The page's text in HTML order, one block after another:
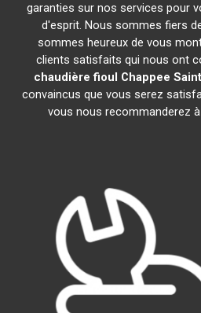
garanties sur nos services pour
d'esprit. Nous sommes fiers
sommes heureux de vous
clients satisfaits qui nous ont
chaudière fioul Chappee
convaincus que vous serez
vous nous recommanderez